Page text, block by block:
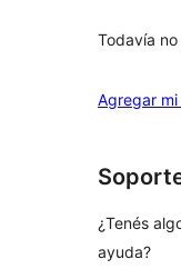
Todavía
Agregar mi
¿Tenés
ayuda?